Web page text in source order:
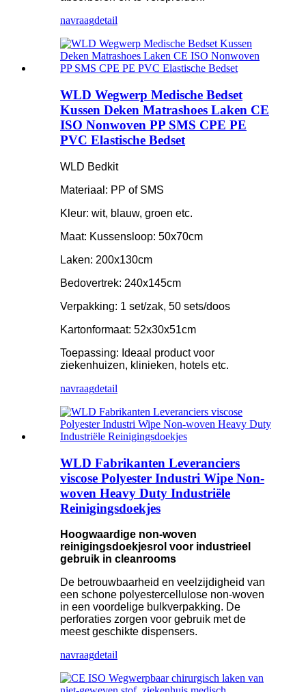
navraagdetail
WLD Wegwerp Medische Bedset
Kussen Deken Matrashoes Laken CE
ISO Nonwoven PP SMS CPE PE
PVC Elastische Bedset
WLD Bedkit
Materiaal: PP of SMS
Kleur: wit, blauw, groen etc.
Maat: Kussensloop: 50x70cm
Laken: 200x130cm
Bedovertrek: 240x145cm
Verpakking: 1 set/zak, 50 sets/doos
Kartonformaat: 52x30x51cm
Toepassing: Ideaal product voor
ziekenhuizen, klinieken, hotels etc.
navraagdetail
WLD Fabrikanten Leveranciers
viscose Polyester Industri Wipe Non-
woven Heavy Duty Industriële
Reinigingsdoekjes
Hoogwaardige non-woven
reinigingsdoekjesrol voor industrieel
gebruik in cleanrooms
De betrouwbaarheid en veelzijdigheid van
een schone polyestercellulose non-woven
in een voordelige bulkverpakking. De
perforaties zorgen voor gebruik met de
meest geschikte dispensers.
navraagdetail